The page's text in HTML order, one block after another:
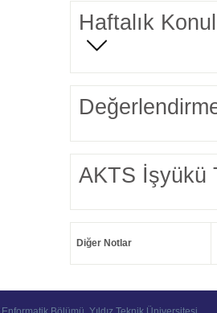
Haftalık
AKTS İşyükü
Diğer Notlar